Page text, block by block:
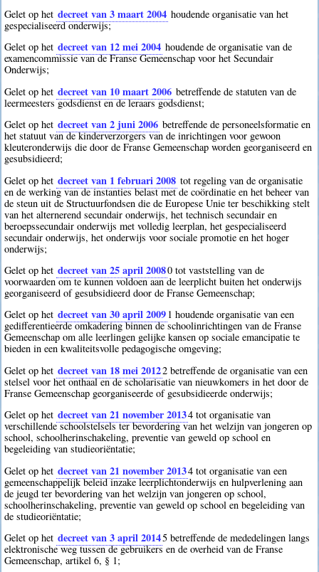
Gelet op het decreet van 3 maart 2004 houdende organisatie van het
gespecialiseerd onderwijs;
Gelet op het decreet van 12 mei 2004 houdende de organisatie van de
examencommissie van de Franse Gemeenschap voor het Secundair
Onderwijs;
Gelet op het decreet van 10 maart 2006 betreffende de statuten van de
leermeesters godsdienst en de leraars godsdienst;
Gelet op het decreet van 2 juni 2006 betreffende de personeelsformatie en
het statuut van de kinderverzorgers van de inrichtingen voor gewoon
kleuteronderwijs die door de Franse Gemeenschap worden georganiseerd en
gesubsidieerd;
Gelet op het decreet van 1 februari 2008 tot regeling van de organisatie
en de werking van de instanties belast met de coördinatie en het beheer van
de steun uit de Structuurfondsen die de Europese Unie ter beschikking stelt
van het alternerend secundair onderwijs, het technisch secundair en
beroepssecundair onderwijs met volledig leerplan, het gespecialiseerd
secundair onderwijs, het onderwijs voor sociale promotie en het hoger
onderwijs;
Gelet op het decreet van 25 april 20080 tot vaststelling van de
voorwaarden om te kunnen voldoen aan de leerplicht buiten het onderwijs
georganiseerd of gesubsidieerd door de Franse Gemeenschap;
Gelet op het decreet van 30 april 2009 1 houdende organisatie van een
gedifferentieerde omkadering binnen de schoolinrichtingen van de Franse
Gemeenschap om alle leerlingen gelijke kansen op sociale emancipatie te
bieden in een kwaliteitsvolle pedagogische omgeving;
Gelet op het decreet van 18 mei 20122 betreffende de organisatie van een
stelsel voor het onthaal en de scholarisatie van nieuwkomers in het door de
Franse Gemeenschap georganiseerde of gesubsidieerde onderwijs;
Gelet op het decreet van 21 november 20134 tot organisatie van
verschillende schoolstelsels ter bevordering van het welzijn van jongeren op
school, schoolherinschakeling, preventie van geweld op school en
begeleiding van studieoriëntatie;
Gelet op het decreet van 21 november 20134 tot organisatie van een
gemeenschappelijk beleid inzake leerplichtonderwijs en hulpverlening aan
de jeugd ter bevordering van het welzijn van jongeren op school,
schoolherinschakeling, preventie van geweld op school en begeleiding van
de studieoriëntatie;
Gelet op het decreet van 3 april 20145 betreffende de mededelingen langs
elektronische weg tussen de gebruikers en de overheid van de Franse
Gemeenschap, artikel 6, § 1;